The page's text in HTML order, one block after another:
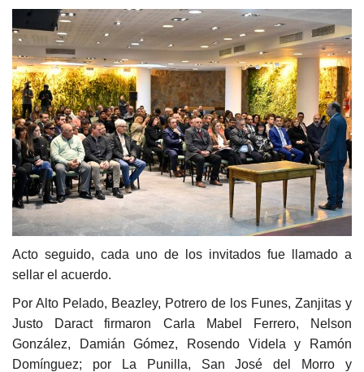
Acto seguido, cada uno de los invitados fue llamado a
sellar el acuerdo.
Por Alto Pelado, Beazley, Potrero de los Funes, Zanjitas y
Justo Daract firmaron Carla Mabel Ferrero, Nelson
González, Damián Gómez, Rosendo Videla y Ramón
Domínguez; por La Punilla, San José del Morro y